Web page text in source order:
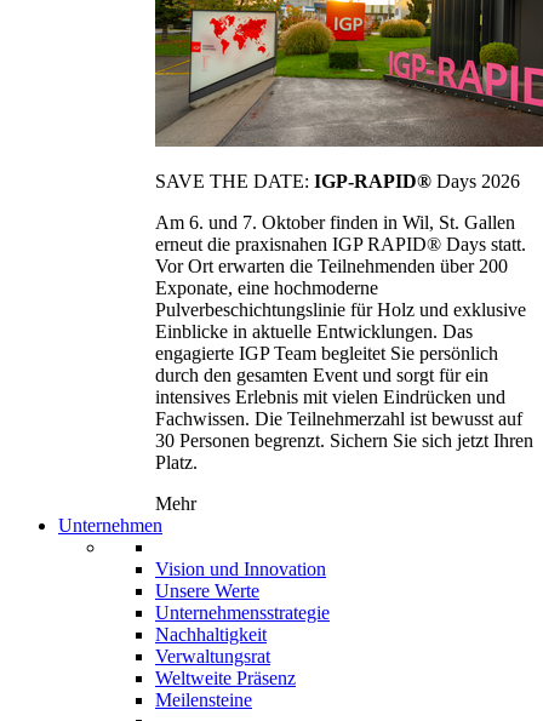
SAVE THE DATE: IGP-RAPID® Days 2026
Am 6. und 7. Oktober finden in Wil, St. Gallen
erneut die praxisnahen IGP RAPID® Days statt.
Vor Ort erwarten die Teilnehmenden über 200
Exponate, eine hochmoderne
Pulverbeschichtungslinie für Holz und exklusive
Einblicke in aktuelle Entwicklungen. Das
engagierte IGP Team begleitet Sie persönlich
durch den gesamten Event und sorgt für ein
intensives Erlebnis mit vielen Eindrücken und
Fachwissen. Die Teilnehmerzahl ist bewusst auf
30 Personen begrenzt. Sichern Sie sich jetzt Ihren
Platz.
Mehr
Unternehmen
Vision und Innovation
Unsere Werte
Unternehmensstrategie
Nachhaltigkeit
Verwaltungsrat
Weltweite Präsenz
Meilensteine